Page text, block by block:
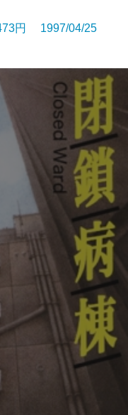
円 1997/04/25